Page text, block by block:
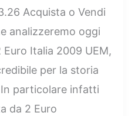
Acquista o Vendi
analizzeremo oggi
Italia 2009 UEM,
per la storia
In particolare infatti
da 2 Euro